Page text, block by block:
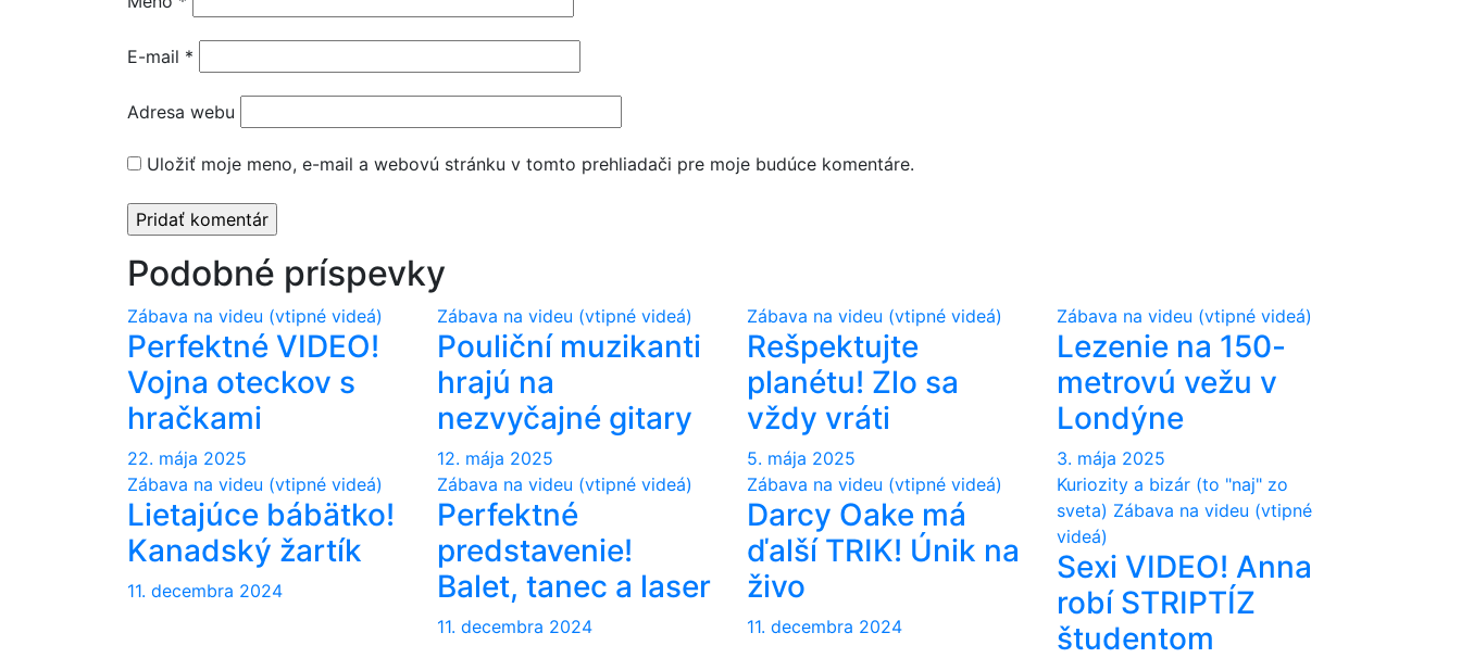
E-mail *
Adresa webu
Uložiť moje meno, e-mail a webovú stránku v tomto prehliadači pre moje budúce komentáre.
Podobné príspevky
Zábava na videu (vtipné videá)
Perfektné VIDEO!
Vojna oteckov s
hračkami
22. mája 2025
Zábava na videu (vtipné videá)
Pouliční muzikanti
hrajú na
nezvyčajné gitary
12. mája 2025
Zábava na videu (vtipné videá)
Rešpektujte
planétu! Zlo sa
vždy vráti
5. mája 2025
Zábava na videu (vtipné videá)
Lezenie na 150-
metrovú vežu v
Londýne
3. mája 2025
Zábava na videu (vtipné videá)
Lietajúce bábätko!
Kanadský žartík
11. decembra 2024
Zábava na videu (vtipné videá)
Perfektné
predstavenie!
Balet, tanec a laser
11. decembra 2024
Zábava na videu (vtipné videá)
Darcy Oake má
ďalší TRIK! Únik na
živo
11. decembra 2024
Kuriozity a bizár (to "naj" zo
sveta) Zábava na videu (vtipné
videá)
Sexi VIDEO! Anna
robí STRIPTÍZ
študentom